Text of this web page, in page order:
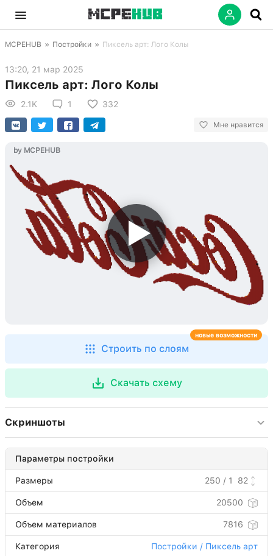
MCPEHUB » Постройки » Пиксель арт: Лого Колы
13:20, 21 мар 2025
Пиксель арт: Лого Колы
2.1K 1 332
Мне нравится
by MCPEHUB
Строить по слоям
новые возможности
Скачать схему
Скриншоты
Параметры постройки
Размеры 250 / 1 82
Объем 20500
Объем материалов 7816
Категория Постройки / Пиксель арт